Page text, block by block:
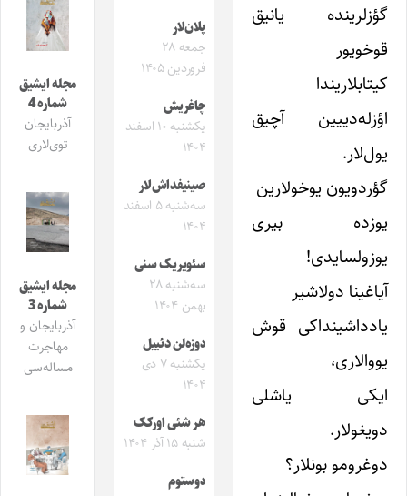
گؤزلرینده یانیق
قوخویور
کیتابلاریندا
اؤزله‌دییین آچیق
یول‌لار.
گؤردویون یوخولارین
یوزده بیری
یوزولسایدی!
آیاغینا دولاشیر
یادداشینداکی قوش
یووالاری،
ایکی یاشلی
دویغولار.
دوغرومو بونلار؟
پلان‌لار
جمعه ۲۸
فروردین ۱۴۰۵
چاغریش
یکشنبه ۱۰ اسفند
۱۴۰۴
صینیفداش‌لار
سه‌شنبه ۵ اسفند
۱۴۰۴
سئویریک سنی
سه‌شنبه ۲۸
بهمن ۱۴۰۴
دوزه‌لن دئییل
یکشنبه ۷ دی
۱۴۰۴
هر شئی اورکک
شنبه ۱۵ آذر ۱۴۰۴
دوستوم
مجله ایشیق
شماره 4
آذربایجان
توی‌لاری
مجله ایشیق
شماره 3
آذربایجان و
مهاجرت
مساله‌سی